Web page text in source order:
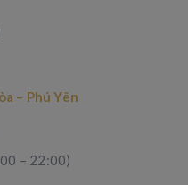
– Phú Yên
– 22:00)